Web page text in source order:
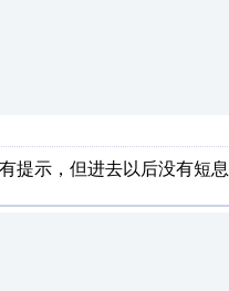
提示，但进去以后没有短